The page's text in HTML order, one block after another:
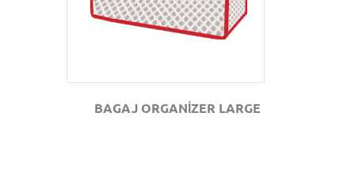
BAGAJ ORGANİZER LARGE